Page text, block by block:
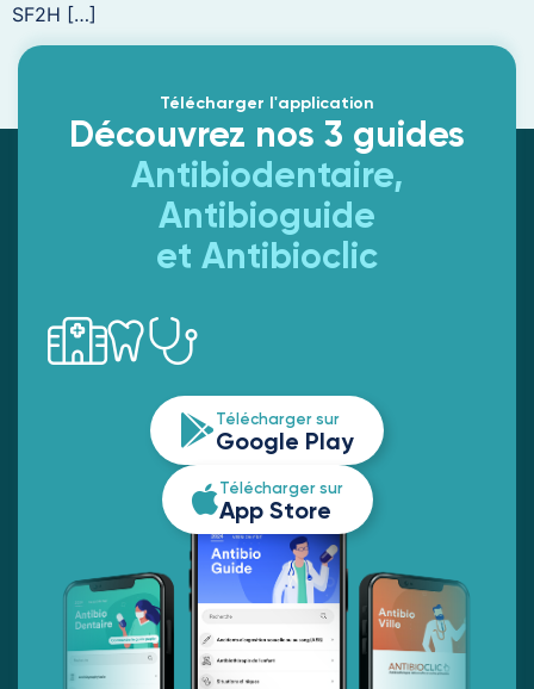
SF2H […]
Télécharger l'application
Découvrez nos 3 guides
Antibiodentaire,
Antibioguide
et Antibioclic
Télécharger sur
Google Play
Télécharger sur
App Store